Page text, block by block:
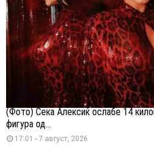
(Фото) Сека Алексиќ ослабе 14
фигура од...
17:01 - 7 август, 2026